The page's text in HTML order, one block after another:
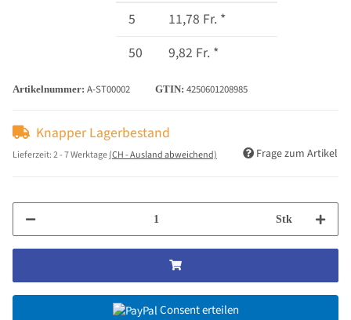
5 11,78 Fr. *
50
9,82 Fr. *
Artikelnummer: A-ST00002 GTIN: 4250601208985
Knapper Lagerbestand
Lieferzeit:2 - 7 Werktage(CH - Ausland abweichend) Frage zum Artikel
Stk
Consent erteilen